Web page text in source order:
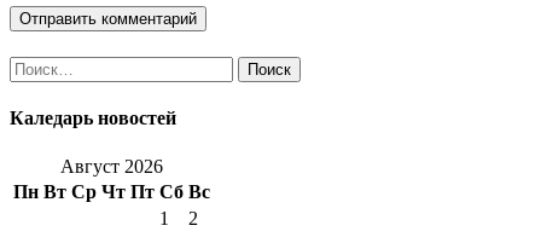
Найти:
Каледарь новостей
Август 2026
Пн Вт Ср Чт Пт Сб Вс
1
2